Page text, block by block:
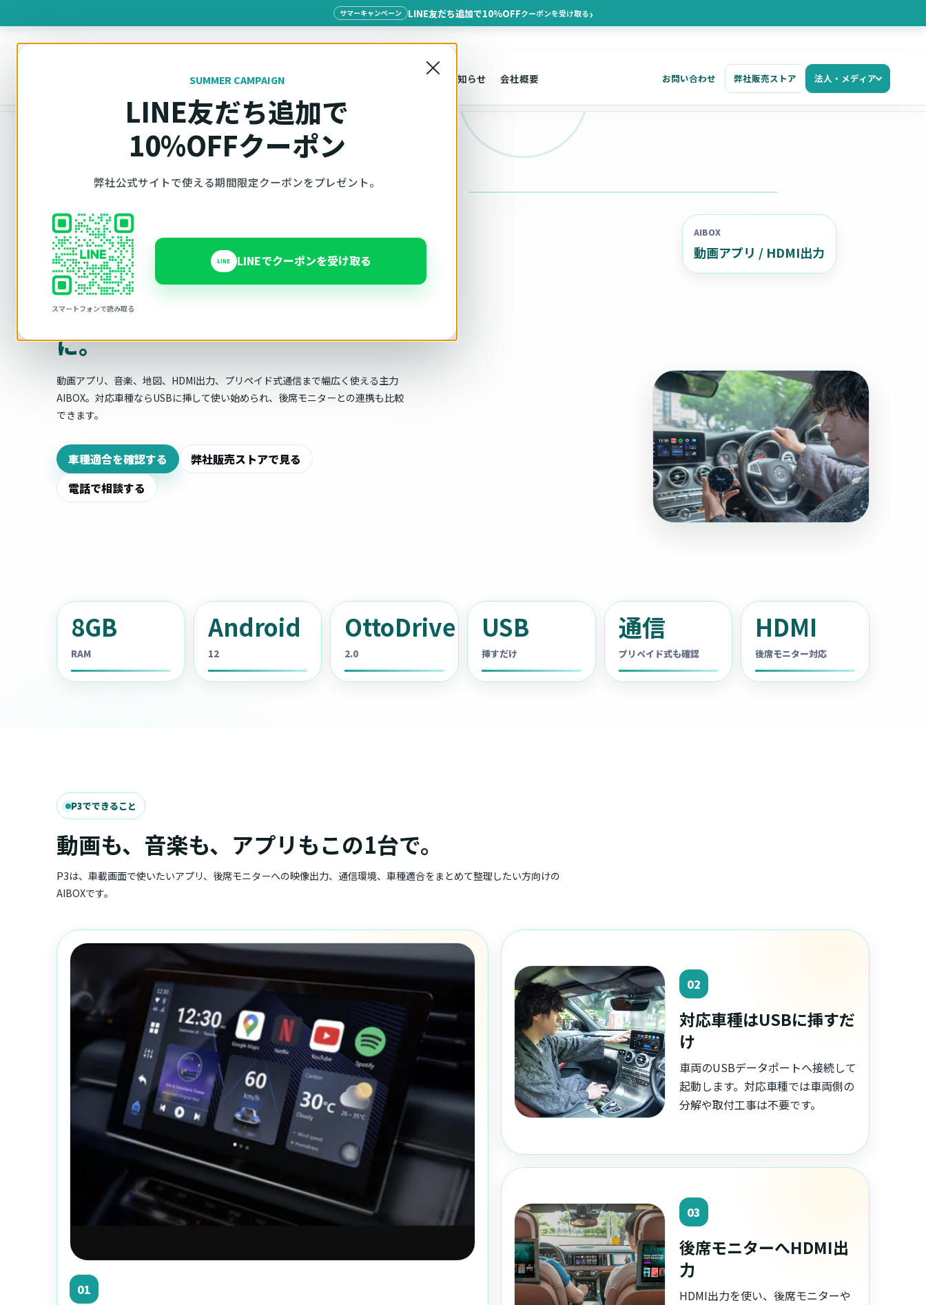
サマーキャンペーン LINE友だち追加で10%OFFクーポンを受け取る
×
SUMMER CAMPAIGN
LINE友だち追加で
10%OFFクーポン
弊社公式サイトで使える期間限定クーポンをプレゼント。
スマートフォンで読み取る
LINE LINEでクーポンを受け取る
製品を探す サポート お知らせ 会社概要 お問い合わせ 弊社販売ストア
法人・メディア
Ottocast正規販売代理店 Azgate株式会社
OTTOAIBOX P3
「P3」で、車内エンタメを自由
に。
動画アプリ、音楽、地図、HDMI出力、プリペイド式通信まで幅広く使える主力
AIBOX。対応車種ならUSBに挿して使い始められ、後席モニターとの連携も比較
できます。
車種適合を確認する
弊社販売ストアで見る
電話で相談する
AIBOX
動画アプリ / HDMI出力
8GB
RAM
Android
12
OttoDrive
2.0
USB
挿すだけ
通信
プリペイド式も確認
HDMI
後席モニター対応
P3でできること
動画も、音楽も、アプリもこの1台で。
P3は、車載画面で使いたいアプリ、後席モニターへの映像出力、通信環境、車種適合をまとめて整理したい方向けの
AIBOXです。
01
02
対応車種はUSBに挿すだ
け
車両のUSBデータポートへ接続して
起動します。対応車種では車両側の
分解や取付工事は不要です。
03
後席モニターへHDMI出
力
HDMI出力を使い、後席モニターや